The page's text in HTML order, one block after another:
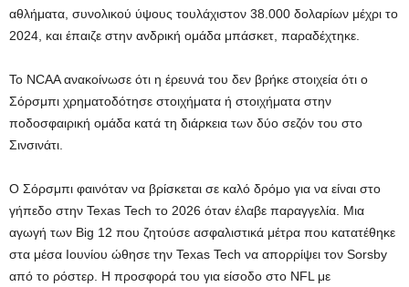
αθλήματα, συνολικού ύψους τουλάχιστον 38.000 δολαρίων μέχρι το
2024, και έπαιζε στην ανδρική ομάδα μπάσκετ, παραδέχτηκε.
Το NCAA ανακοίνωσε ότι η έρευνά του δεν βρήκε στοιχεία ότι ο
Σόρσμπι χρηματοδότησε στοιχήματα ή στοιχήματα στην
ποδοσφαιρική ομάδα κατά τη διάρκεια των δύο σεζόν του στο
Σινσινάτι.
Ο Σόρσμπι φαινόταν να βρίσκεται σε καλό δρόμο για να είναι στο
γήπεδο στην Texas Tech το 2026 όταν έλαβε παραγγελία. Μια
αγωγή των Big 12 που ζητούσε ασφαλιστικά μέτρα που κατατέθηκε
στα μέσα Ιουνίου ώθησε την Texas Tech να απορρίψει τον Sorsby
από το ρόστερ. Η προσφορά του για είσοδο στο NFL με